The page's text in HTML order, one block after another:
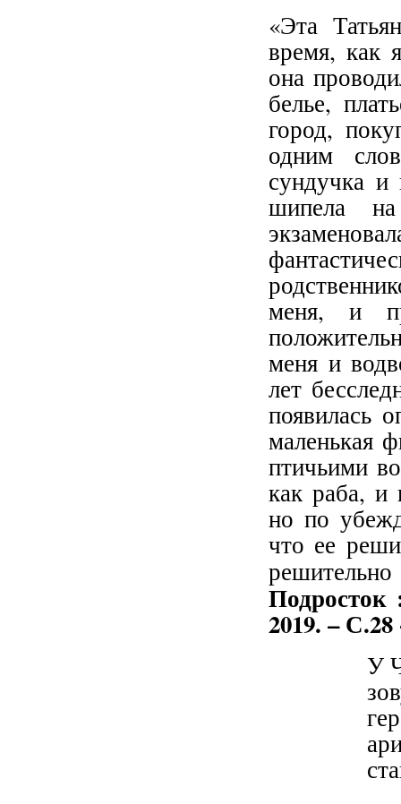
«Эта
время, как
она
белье,
город,
одним
сундучка и
шипела
меня, и
меня и
лет
появилась
маленькая
птичьими
как раба, и
но по
что ее
2019. –
У